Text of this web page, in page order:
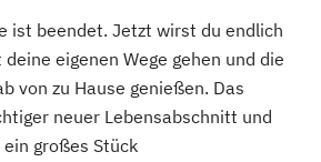
ist beendet. Jetzt wirst du endlich
eigenen Wege gehen und die
von zu Hause genießen. Das
neuer Lebensabschnitt und
großes Stück